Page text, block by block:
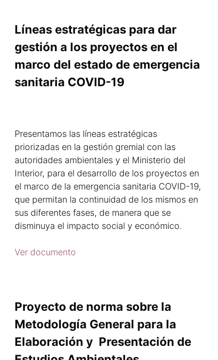
Líneas estratégicas para dar
gestión a los proyectos en el
marco del estado de emergencia
sanitaria COVID-19
Presentamos las líneas estratégicas
priorizadas en la gestión gremial con las
autoridades ambientales y el Ministerio del
Interior, para el desarrollo de los proyectos en
el marco de la emergencia sanitaria COVID-19,
que permitan la continuidad de los mismos en
sus diferentes fases, de manera que se
disminuya el impacto social y económico.
Ver documento
Proyecto de norma sobre la
Metodología General para la
Elaboración y Presentación de